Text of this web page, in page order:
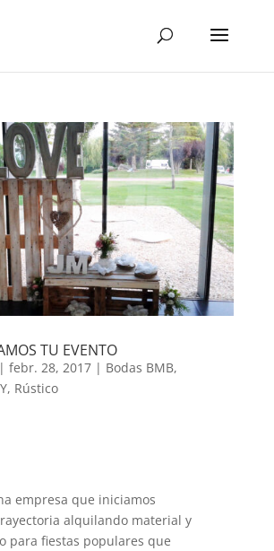
TU EVENTO
| febr. 28, 2017| Bodas BMB,
, Rústico
empresa que iniciamos
alquilando material y
para fiestas populares que